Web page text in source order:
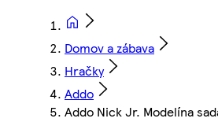
Domov a zábava
Hračky
Addo
Addo Nick Jr. Modelína